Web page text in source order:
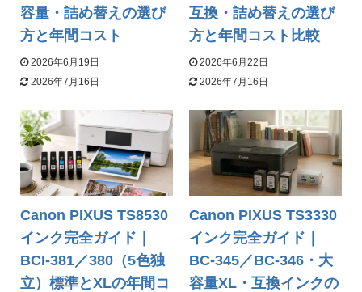
容量・詰め替えの選び
方と年間コスト
2026年6月19日
2026年7月16日
互換・詰め替えの選び
方と年間コスト比較
2026年6月22日
2026年7月16日
Canon PIXUS TS8530
インク完全ガイド｜
BCI-381／380（5色独
立）標準とXLの年間コ
Canon PIXUS TS3330
インク完全ガイド｜
BC-345／BC-346・大
容量XL・互換インクの